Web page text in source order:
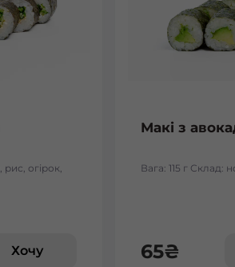
рис, огірок,
Хочу
Макі з
Вага: 115 г Склад:
65₴